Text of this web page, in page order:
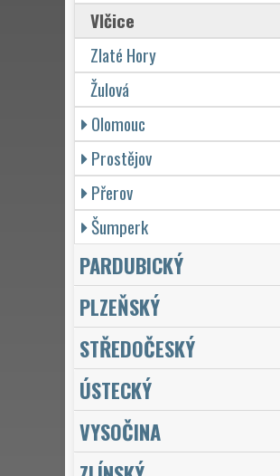
Vlčice
Zlaté Hory
Žulová
Olomouc
Prostějov
Přerov
Šumperk
PARDUBICKÝ
PLZEŇSKÝ
STŘEDOČESKÝ
ÚSTECKÝ
VYSOČINA